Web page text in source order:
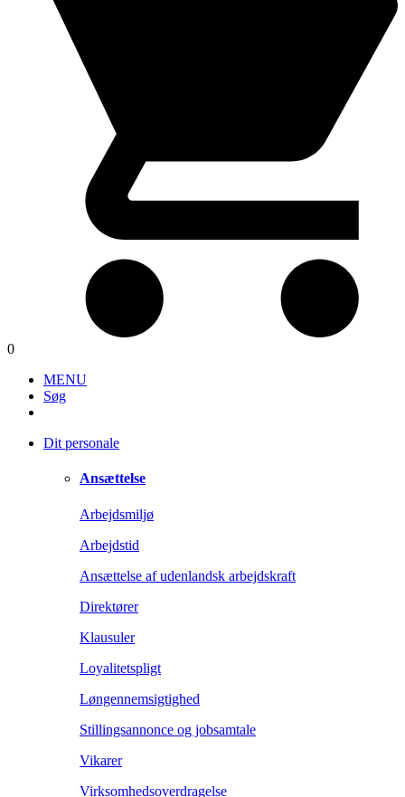
0
MENU
Søg
Dit personale
Ansættelse
Arbejdsmiljø
Arbejdstid
Ansættelse af udenlandsk arbejdskraft
Direktører
Klausuler
Loyalitetspligt
Løngennemsigtighed
Stillingsannonce og jobsamtale
Vikarer
Virksomhedsoverdragelse